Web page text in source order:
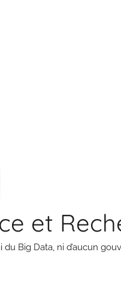
et
du Big Data, ni d’aucun